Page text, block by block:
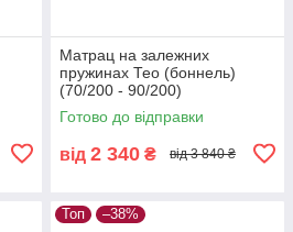
Матрац на залежних
пружинах Тео (боннель)
(70/200 - 90/200)
Готово до відправки
від 2 340 ₴ від 3 840 ₴
Топ –38%